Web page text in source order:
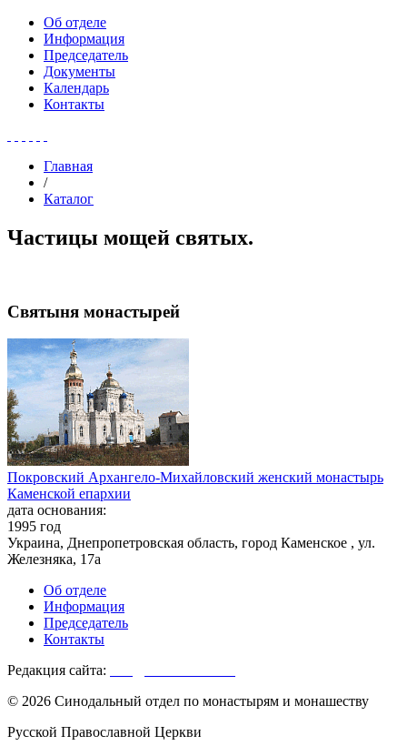
Об отделе
Информация
Председатель
Документы
Календарь
Контакты
Главная
/
Каталог
Частицы мощей святых.
Святыня монастырей
Покровский Архангело-Михайловский женский монастырь
Каменской епархии
дата основания:
1995 год
Украина, Днепропетровская область, город Каменское , ул.
Железняка, 17а
Об отделе
Информация
Председатель
Контакты
Редакция сайта:
© 2026 Синодальный отдел по монастырям и монашеству
Русской Православной Церкви